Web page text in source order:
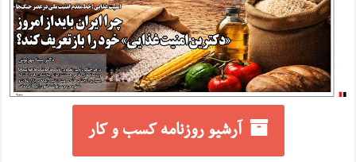
آرشیو روزنامه کسب و کار